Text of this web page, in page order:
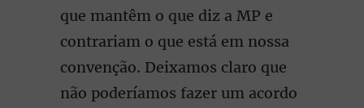
que mantêm o que diz a MP e
contrariam o que está em nossa
convenção. Deixamos claro que
não poderíamos fazer um acordo